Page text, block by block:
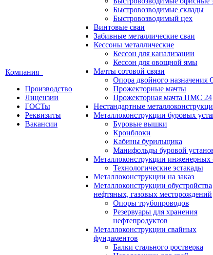
Компания
Производство
Лицензии
ГОСТы
Реквизиты
Вакансии
Быстровозводимые склады
Быстровозводимый цех
Винтовые сваи
Забивные металлические сваи
Кессоны металлические
Кессон для канализации
Кессон для овощной ямы
Мачты сотовой связи
Опора двойного назначения
Прожекторные мачты
Прожекторная мачта ПМС 24
Нестандартные
Металлоконструкции буровых
Буровые вышки
Кронблоки
Кабины бурильщика
Манифольды буровой
Металлоконструкции инженерных
Технологические эстакады
Металлоконструкции на заказ
Металлоконструкции обустройства
нефтяных, газовых месторождений
Опоры трубопроводов
Резервуары для хранения
нефтепродуктов
Металлоконструкции свайных
фундаментов
Балки стального ростверка